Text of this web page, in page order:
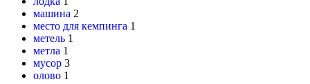
машина 2
место для кемпинга 1
метель 1
метла 1
мусор 3
олово 1